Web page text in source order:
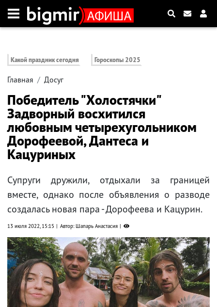
Какой праздник сегодня Гороскопы 2025
Главная Досуг
Победитель "Холостячки"
Задворный восхитился
любовным четырехугольником
Дорофеевой, Дантеса и
Кацуриных
Супруги дружили, отдыхали за границей
вместе, однако после объявления о разводе
создалась новая пара - Дорофеева и Кацурин.
13 июля 2022, 15:15 Автор: Шапарь Анастасия